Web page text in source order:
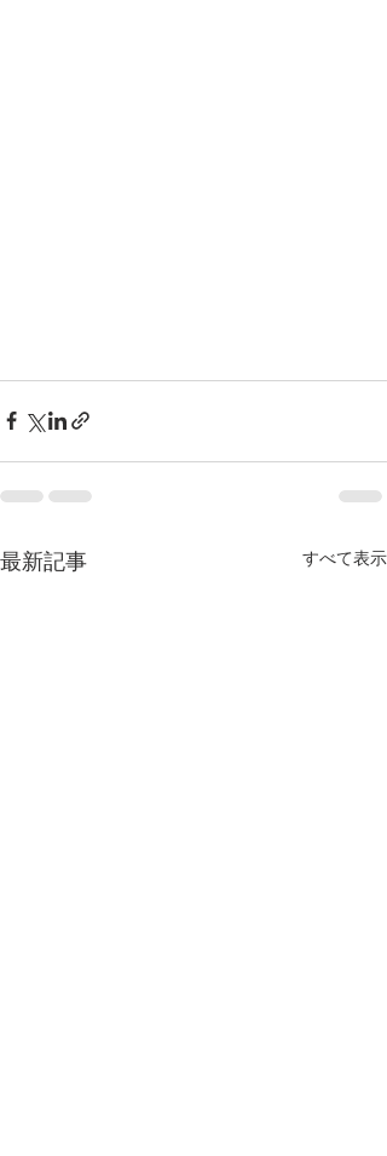
最新記事 すべて表示